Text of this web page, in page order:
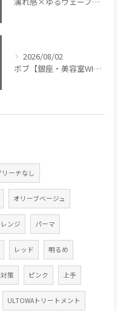
2026/08/02
ボブ【銀座・美容室WISTERIA】
リーチなし
オリーブベージュ
ンジ パーマ
レッド 明るめ
策 ピンク 上手
ULTOWAトリートメント